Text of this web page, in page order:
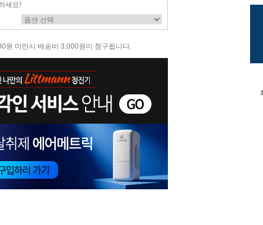
세요!
원 미만시 배송비 3,000원이 청구됩니다.